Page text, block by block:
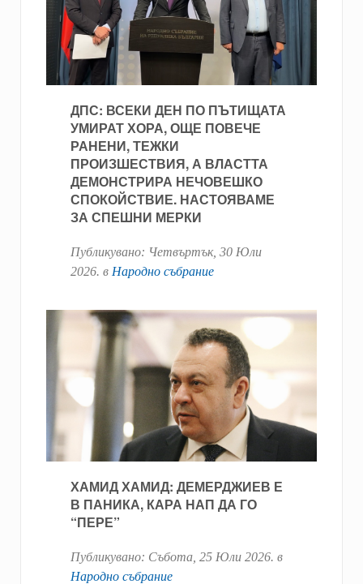
ДПС: ВСЕКИ ДЕН ПО ПЪТИЩАТА
УМИРАТ ХОРА, ОЩЕ ПОВЕЧЕ
РАНЕНИ, ТЕЖКИ
ПРОИЗШЕСТВИЯ, А ВЛАСТТА
ДЕМОНСТРИРА НЕЧОВЕШКО
СПОКОЙСТВИЕ. НАСТОЯВАМЕ
ЗА СПЕШНИ МЕРКИ
Публикувано: Четвъртък, 30 Юли
2026. в Народно събрание
ХАМИД ХАМИД: ДЕМЕРДЖИЕВ Е
В ПАНИКА, КАРА НАП ДА ГО
“ПЕРЕ”
Публикувано: Събота, 25 Юли 2026. в
Народно събрание